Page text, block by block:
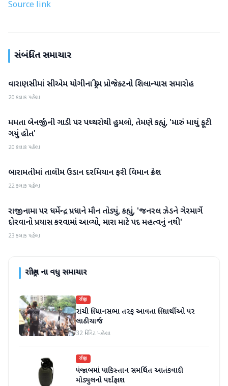
Source link
સંબંધિત સમાચાર
રાષ્ટ્રીય
વારાણસીમાં સીએમ યોગીના ડ્રીમ પ્રોજેક્ટનો શિલાન્યાસ સમારોહ
20 કલાક પહેલા
રાષ્ટ્રીય
મમતા બેનર્જીની ગાડી પર પથ્થરોથી હુમલો, તેમણે કહ્યું, 'મારું માથું ફૂટી
ગયું હોત'
20 કલાક પહેલા
રાષ્ટ્રીય
બારામતીમાં તાલીમ ઉડાન દરમિયાન ફરી વિમાન ક્રેશ
22 કલાક પહેલા
રાષ્ટ્રીય
રાજીનામા પર ધર્મેન્દ્ર પ્રધાને મૌન તોડ્યું, કહ્યું, 'જનરલ ઝેડને ગેરમાર્ગે
દોરવાનો પ્રયાસ કરવામાં આવ્યો, મારા માટે પદ મહત્વનું નથી'
23 કલાક પહેલા
રાષ્ટ્રીયના વધુ સમાચાર
રાષ્ટ્રીય
રાંચી વિધાનસભા તરફ આવતા વિદ્યાર્થીઓ પર
લાઠીચાર્જ
32 મિનિટ પહેલા
રાષ્ટ્રીય
પંજાબમાં પાકિસ્તાન સમર્થિત આતંકવાદી
મોડ્યુલનો પર્દાફાશ